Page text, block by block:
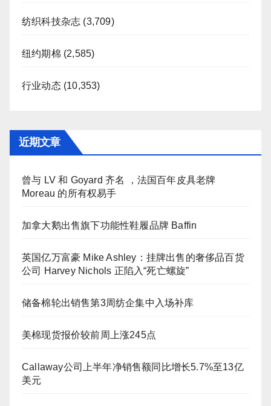
纺织科技杂志 (3,709)
纽约期棉 (2,585)
行业动态(10,353)
近期文章
曾与 LV 和 Goyard 齐名 ，法国百年皮具老牌
Moreau 的所有权易手
加拿大鹅出售旗下功能性鞋履品牌 Baffin
英国亿万富豪 Mike Ashley：挂牌出售的奢侈品百货
公司 Harvey Nichols 正陷入“死亡螺旋”
储备棉轮出销售第3周纺企集中入场补库
美棉现货报价较前周上涨245点
Callaway公司上半年净销售额同比增长5.7%至13亿
美元